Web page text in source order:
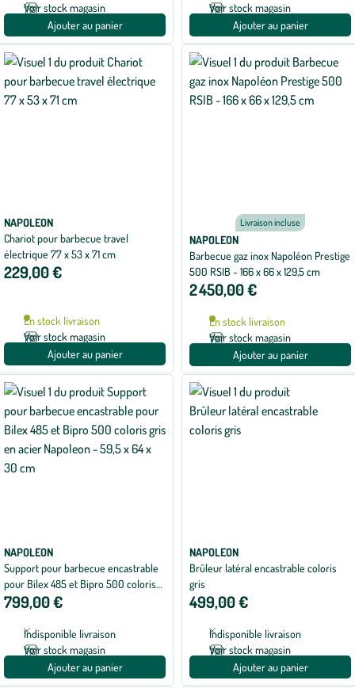
Voir stock magasin
Ajouter au panier
Voir stock magasin
Ajouter au panier
NAPOLEON
Chariot pour barbecue travel
électrique 77 x 53 x 71 cm
229,00 €
En stock livraison
Voir stock magasin
Ajouter au panier
Livraison incluse
NAPOLEON
Barbecue gaz inox Napoléon Prestige
500 RSIB - 166 x 66 x 129,5 cm
2 450,00 €
En stock livraison
Voir stock magasin
Ajouter au panier
NAPOLEON
Support pour barbecue encastrable
pour Bilex 485 et Bipro 500 coloris
gris en acier Napoleon - 59,5 x 64 x
799,00 €
Indisponible livraison
Voir stock magasin
Ajouter au panier
NAPOLEON
Brûleur latéral encastrable coloris
gris
499,00 €
Indisponible livraison
Voir stock magasin
Ajouter au panier